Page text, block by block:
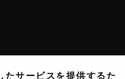
たサービスを提供するた